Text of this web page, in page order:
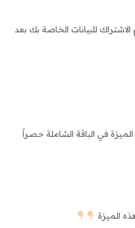
للبيانات الخاصة بك بعد
في الباقة الشاملة حصراً
الميزة